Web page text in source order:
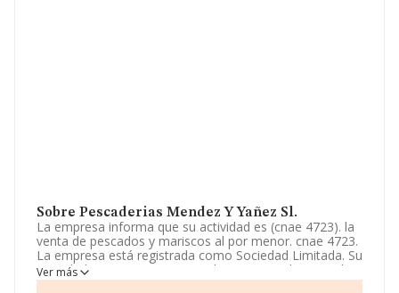
Sobre Pescaderias Mendez Y Yañez Sl.
La empresa informa que su actividad es (cnae 4723). la
venta de pescados y mariscos al por menor. cnae 4723.
La empresa está registrada como Sociedad Limitada. Su
actividad CNAE es 'Comercio al por menor de pescados
y mariscos en establecimientos especializados' con
Ver más